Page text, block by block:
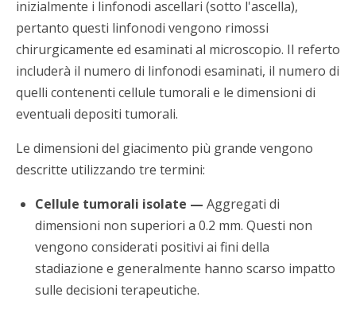
inizialmente i linfonodi ascellari (sotto l'ascella),
pertanto questi linfonodi vengono rimossi
chirurgicamente ed esaminati al microscopio. Il referto
includerà il numero di linfonodi esaminati, il numero di
quelli contenenti cellule tumorali e le dimensioni di
eventuali depositi tumorali.
Le dimensioni del giacimento più grande vengono
descritte utilizzando tre termini:
Cellule tumorali isolate — Aggregati di
dimensioni non superiori a 0.2 mm. Questi non
vengono considerati positivi ai fini della
stadiazione e generalmente hanno scarso impatto
sulle decisioni terapeutiche.